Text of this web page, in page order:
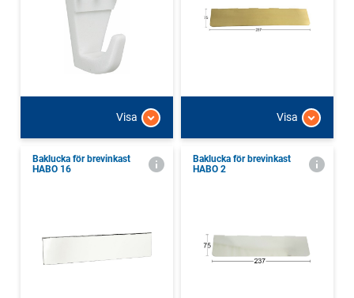
Visa Visa
Baklucka för brevinkast
HABO 16
Baklucka för brevinkast
HABO 2